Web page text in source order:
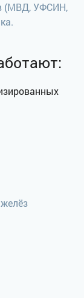
(МВД, УФСИН,